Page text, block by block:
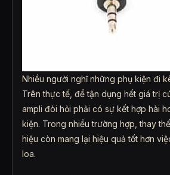
Nhiều người nghĩ những phụ kiện đi
Trên thực tế, để tận dụng hết giá trị
ampli đòi hỏi phải có sự kết hợp hài
kiện. Trong nhiều trường hợp, thay
hiệu còn mang lại hiệu quả tốt hơn
loa.